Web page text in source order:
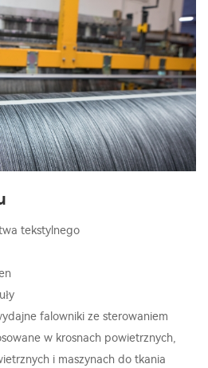
tekstylnego
falowniki ze sterowaniem
w krosnach powietrznych,
i maszynach do tkania